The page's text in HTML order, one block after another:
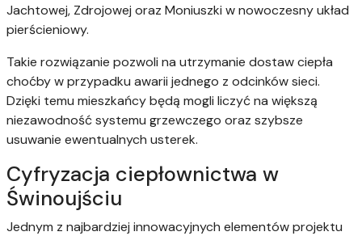
Jachtowej, Zdrojowej oraz Moniuszki w nowoczesny układ
pierścieniowy.
Takie rozwiązanie pozwoli na utrzymanie dostaw ciepła
choćby w przypadku awarii jednego z odcinków sieci.
Dzięki temu mieszkańcy będą mogli liczyć na większą
niezawodność systemu grzewczego oraz szybsze
usuwanie ewentualnych usterek.
Cyfryzacja ciepłownictwa w
Świnoujściu
Jednym z najbardziej innowacyjnych elementów projektu